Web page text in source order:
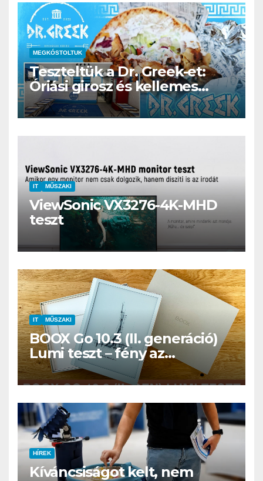
MEGKÓSTOLTUK
Teszteltük a Dr. Greek-et:
Óriási girosz és kellemes
kerthelyiség Csepel szívében
IT MŰSZAKI
ViewSonic VX3276-4K-MHD
teszt
IT MŰSZAKI
BOOX Go 10.3 (II. generáció)
Lumi teszt – fény az
éjszakában, fél könyvtár a
családi csomagban
HÍREK
Kíváncsiságot kelt, nem